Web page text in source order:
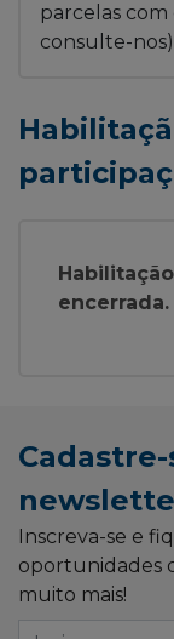
parcelas
consulte-
encerrada.
Inscreva-se e
oportunidades
muito mais!